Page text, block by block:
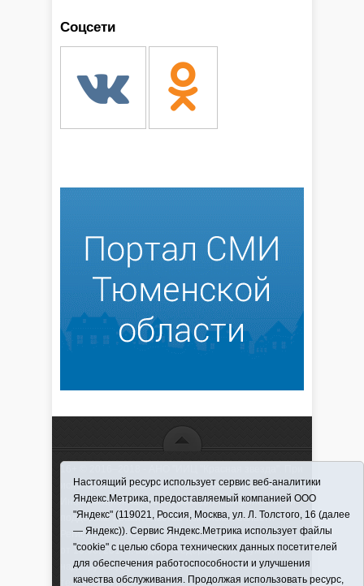
Соцсети
использовании материалов ссылка обязательна
Информационная лента выходит при финансовой
поддержке правительства Тюменской области
Регистрационный номер СМИ ЭЛ № ФС 77-66066
от 10.06. 2016 г. выдано Федеральной службой по
надзору в сфере связи, информационных
технологий и массовых коммуникаций.
Настоящий ресурс использует сервис веб-аналитики
Яндекс.Метрика, предоставляемый компанией ООО
"Яндекс" (119021, Россия, Москва, ул. Л. Толстого, 16 (далее
— Яндекс)). Сервис Яндекс.Метрика использует файлы
"cookie" с целью сбора технических данных посетителей
для обеспечения работоспособности и улучшения
качества обслуживания. Продолжая использовать ресурс,